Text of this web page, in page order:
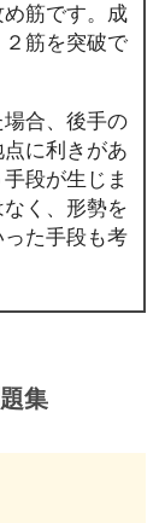
筋です。成
筋を突破で
合、後手の
に利きがあ
段が生じま
く、形勢を
た手段も考
集